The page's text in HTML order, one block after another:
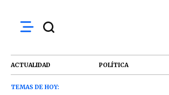
ACTUALIDAD POLÍTICA
TEMAS DE HOY: